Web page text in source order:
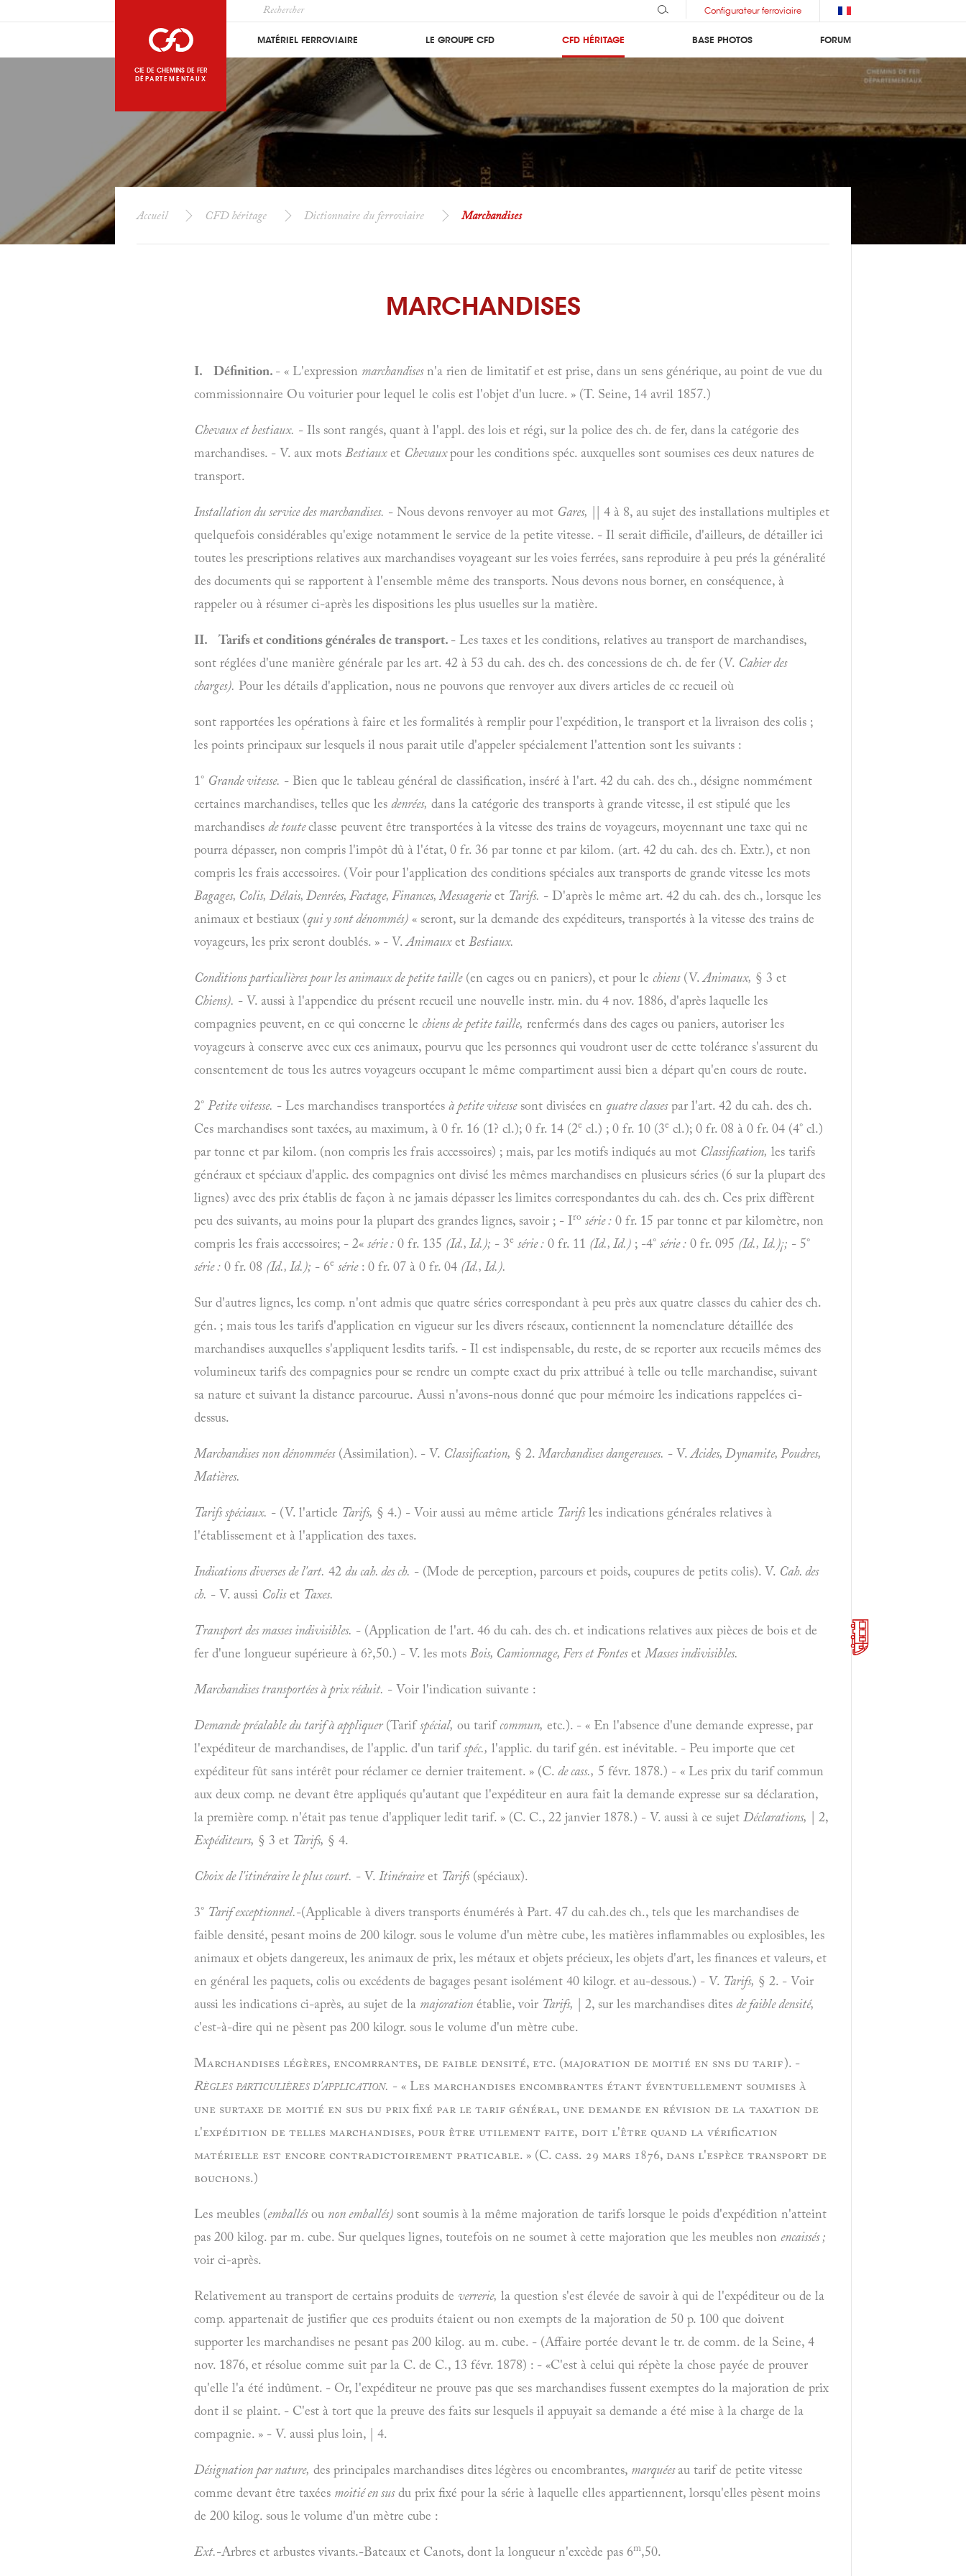
CIE DE CHEMINS DE FER
DÉPARTEMENTAUX
Configurateur ferroviaire
MATÉRIEL FERROVIAIRE LE GROUPE CFD CFD HÉRITAGE BASE PHOTOS FORUM
Accueil CFD héritage Dictionnaire du ferroviaire Marchandises
MARCHANDISES
I. Définition. - « L'expression marchandisesn'a rien de limitatif et est prise, dans un sens générique, au point de vue du
commissionnaire Ou voiturier pour lequel le colis est l'objet d'un lucre. » (T. Seine, 14 avril 1857.)
Chevaux et bestiaux. - Ils sont rangés, quant à l'appl. des lois et régi, sur la police des ch. de fer, dans la catégorie des
marchandises. - V. aux mots Bestiauxet Chevauxpour les conditions spéc. auxquelles sont soumises ces deux natures de
transport.
Installation du service des marchandises. - Nous devons renvoyer au mot Gares, || 4 à 8, au sujet des installations multiples et
quelquefois considérables qu'exige notamment le service de la petite vitesse. - Il serait difficile, d'ailleurs, de détailler ici
toutes les prescriptions relatives aux marchandises voyageant sur les voies ferrées, sans reproduire à peu prés la généralité
des documents qui se rapportent à l'ensemble même des transports. Nous devons nous borner, en conséquence, à
rappeler ou à résumer ci-après les dispositions les plus usuelles sur la matière.
II. Tarifs et conditions générales de transport. - Les taxes et les conditions, relatives au transport de marchandises,
sont réglées d'une manière générale par les art. 42 à 53 du cah. des ch. des concessions de ch. de fer (V. Cahier des
charges). Pour les détails d'application, nous ne pouvons que renvoyer aux divers articles de cc recueil où
sont rapportées les opérations à faire et les formalités à remplir pour l'expédition, le transport et la livraison des colis ;
les points principaux sur lesquels il nous parait utile d'appeler spécialement l'attention sont les suivants :
1° Grande vitesse. - Bien que le tableau général de classification, inséré à l'art. 42 du cah. des ch., désigne nommément
certaines marchandises, telles que les denrées, dans la catégorie des transports à grande vitesse, il est stipulé que les
marchandises de touteclasse peuvent être transportées à la vitesse des trains de voyageurs, moyennant une taxe qui ne
pourra dépasser, non compris l'impôt dû à l'état, 0 fr. 36 par tonne et par kilom. (art. 42 du cah. des ch. Extr.), et non
compris les frais accessoires. (Voir pour l'application des conditions spéciales aux transports de grande vitesse les mots
Bagages, Colis, Délais, Denrées, Factage, Finances, Messagerieet Tarifs. - D'après le même art. 42 du cah. des ch., lorsque les
animaux et bestiaux (qui y sont dénommés) « seront, sur la demande des expéditeurs, transportés à la vitesse des trains de
voyageurs, les prix seront doublés. » - V.Animauxet Bestiaux.
Conditions particulières pour les animaux de petite taille(en cages ou en paniers), et pour le chiens(V.Animaux, § 3 et
Chiens). - V. aussi à l'appendice du présent recueil une nouvelle instr. min. du 4 nov. 1886, d'après laquelle les
compagnies peuvent, en ce qui concerne le chiens de petite taille, renfermés dans des cages ou paniers, autoriser les
voyageurs à conserve avec eux ces animaux, pourvu que les personnes qui voudront user de cette tolérance s'assurent du
consentement de tous les autres voyageurs occupant le même compartiment aussi bien a départ qu'en cours de route.
2° Petite vitesse. - Les marchandises transportées à petite vitessesont divisées en quatre classespar l'art. 42 du cah. des ch.
Ces marchandises sont taxées, au maximum, à 0 fr. 16 (1? cl.); 0 fr. 14 (2e cl.) ; 0 fr. 10 (3e cl.); 0 fr. 08 à 0 fr. 04 (4° cl.)
par tonne et par kilom. (non compris les frais accessoires) ; mais, par les motifs indiqués au mot Classification, les tarifs
généraux et spéciaux d'applic. des compagnies ont divisé les mêmes marchandises en plusieurs séries (6 sur la plupart des
lignes) avec des prix établis de façon à ne jamais dépasser les limites correspondantes du cah. des ch. Ces prix diffèrent
peu des suivants, au moins pour la plupart des grandes lignes, savoir ; - Iro série : 0 fr. 15 par tonne et par kilomètre, non
compris les frais accessoires; - 2« série : 0 fr. 135 (Id., Id.); - 3e série : 0 fr. 11 (Id., Id.) ; -4° série : 0 fr. 095 (Id., Id.)¡; - 5°
série : 0 fr. 08 (Id., Id.); - 6e série: 0 fr. 07 à 0 fr. 04 (Id., Id.).
Sur d'autres lignes, les comp. n'ont admis que quatre séries correspondant à peu près aux quatre classes du cahier des ch.
gén. ; mais tous les tarifs d'application en vigueur sur les divers réseaux, contiennent la nomenclature détaillée des
marchandises auxquelles s'appliquent lesdits tarifs. - Il est indispensable, du reste, de se reporter aux recueils mêmes des
volumineux tarifs des compagnies pour se rendre un compte exact du prix attribué à telle ou telle marchandise, suivant
sa nature et suivant la distance parcourue. Aussi n'avons-nous donné que pour mémoire les indications rappelées ci-
dessus.
Marchandises non dénommées(Assimilation). - V. Classification, § 2. Marchandises dangereuses. - V.Acides, Dynamite, Poudres,
Matières.
Tarifs spéciaux. - (V. l'article Tarifs, § 4.) - Voir aussi au même article Tarifsles indications générales relatives à
l'établissement et à l'application des taxes.
Indications diverses de l'art. 42 du cah. des ch. - (Mode de perception, parcours et poids, coupures de petits colis). V. Cah. des
ch. - V. aussi Coliset Taxes.
Transport des masses indivisibles. - (Application de l'art. 46 du cah. des ch. et indications relatives aux pièces de bois et de
fer d'une longueur supérieure à 6?,50.) - V. les mots Bois, Camionnage, Fers et Fonteset Masses indivisibles.
Marchandises transportées à prix réduit. - Voir l'indication suivante :
Demande préalable du tarif à appliquer(Tarifspécial, ou tarifcommun, etc.). - « En l'absence d'une demande expresse, par
l'expéditeur de marchandises, de l'applic. d'un tarifspéc., l'applic. du tarif gén. est inévitable. - Peu importe que cet
expéditeur fût sans intérêt pour réclamer ce dernier traitement. » (C. de cass., 5 févr. 1878.) - « Les prix du tarif commun
aux deux comp. ne devant être appliqués qu'autant que l'expéditeur en aura fait la demande expresse sur sa déclaration,
la première comp. n'était pas tenue d'appliquer ledit tarif. » (C. C., 22 janvier 1878.) - V. aussi à ce sujet Déclarations, | 2,
Expéditeurs, § 3 et Tarifs, § 4.
Choix de l'itinéraire le plus court. - V. Itinéraireet Tarifs(spéciaux).
3° Tarif exceptionnel.-(Applicable à divers transports énumérés à Part. 47 du cah.des ch., tels que les marchandises de
faible densité, pesant moins de 200 kilogr. sous le volume d'un mètre cube, les matières inflammables ou explosibles, les
animaux et objets dangereux, les animaux de prix, les métaux et objets précieux, les objets d'art, les finances et valeurs, et
en général les paquets, colis ou excédents de bagages pesant isolément 40 kilogr. et au-dessous.) - V. Tarifs, § 2. - Voir
aussi les indications ci-après, au sujet de la majoration établie, voir Tarifs, | 2, sur les marchandises dites de faible densité,
c'est-à-dire qui ne pèsent pas 200 kilogr. sous le volume d'un mètre cube.
Marchandises légères, encomrrantes, de faible densité, etc. (majoration de moitié en sns du tarif). -
Règles particulières d'application. - « Les marchandises encombrantes étant éventuellement soumises à
une surtaxe de moitié en sus du prix fixé par le tarif général, une demande en révision de la taxation de
l'expédition de telles marchandises, pour être utilement faite, doit l'être quand la vérification
matérielle est encore contradictoirement praticable. » (C. cass. 29 mars 1876, dans l'espèce transport de
bouchons.)
Les meubles (emballésou non emballés) sont soumis à la même majoration de tarifs lorsque le poids d'expédition n'atteint
pas 200 kilog. par m. cube. Sur quelques lignes, toutefois on ne soumet à cette majoration que les meubles non encaissés ;
voir ci-après.
Relativement au transport de certains produits de verrerie, la question s'est élevée de savoir à qui de l'expéditeur ou de la
comp. appartenait de justifier que ces produits étaient ou non exempts de la majoration de 50 p. 100 que doivent
supporter les marchandises ne pesant pas 200 kilog. au m. cube. - (Affaire portée devant le tr. de comm. de la Seine, 4
nov. 1876, et résolue comme suit par la C. de C., 13 févr. 1878) : - «C'est à celui qui répète la chose payée de prouver
qu'elle l'a été indûment. - Or, l'expéditeur ne prouve pas que ses marchandises fussent exemptes do la majoration de prix
dont il se plaint. - C'est à tort que la preuve des faits sur lesquels il appuyait sa demande a été mise à la charge de la
compagnie. » - V. aussi plus loin, | 4.
Désignation par nature, des principales marchandises dites légères ou encombrantes, marquéesau tarif de petite vitesse
comme devant être taxées moitié en susdu prix fixé pour la série à laquelle elles appartiennent, lorsqu'elles pèsent moins
de 200 kilog. sous le volume d'un mètre cube :
Ext.-Arbres et arbustes vivants.-Bateaux et Canots, dont la longueur n'excède pas 6m,50.